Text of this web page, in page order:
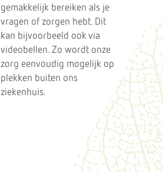
gemakkelijk bereiken als je
vragen of zorgen hebt. Dit
kan bijvoorbeeld ook via
videobellen. Zo wordt onze
zorg eenvoudig mogelijk op
plekken buiten ons
ziekenhuis.